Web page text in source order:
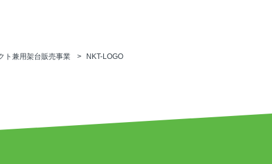
ト兼用架台販売事業 NKT-LOGO